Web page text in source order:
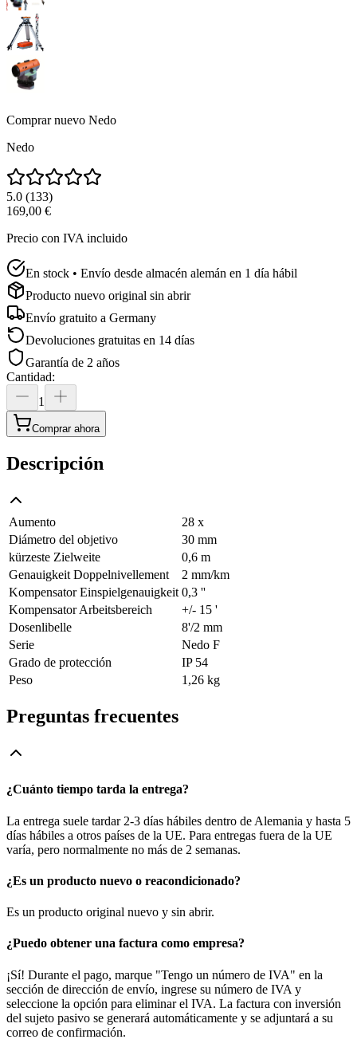
Comprar nuevo Nedo
Nedo
5.0 (133)
169,00 €
Precio con IVA incluido
En stock • Envío desde almacén alemán en 1 día hábil
Producto nuevo original sin abrir
Envío gratuito a Germany
Devoluciones gratuitas en 14 días
Garantía de 2 años
Cantidad:
1
Comprar ahora
Descripción
Aumento
28 x
Diámetro del objetivo
30 mm
kürzeste Zielweite
0,6 m
Genauigkeit Doppelnivellement
2 mm/km
Kompensator Einspielgenauigkeit 0,3 ''
Kompensator Arbeitsbereich
+/- 15 '
Dosenlibelle
8'/2 mm
Serie
Nedo F
Grado de protección
IP 54
Peso
1,26 kg
Preguntas frecuentes
¿Cuánto tiempo tarda la entrega?
La entrega suele tardar 2-3 días hábiles dentro de Alemania y hasta 5
días hábiles a otros países de la UE. Para entregas fuera de la UE
varía, pero normalmente no más de 2 semanas.
¿Es un producto nuevo o reacondicionado?
Es un producto original nuevo y sin abrir.
¿Puedo obtener una factura como empresa?
¡Sí! Durante el pago, marque "Tengo un número de IVA" en la
sección de dirección de envío, ingrese su número de IVA y
seleccione la opción para eliminar el IVA. La factura con inversión
del sujeto pasivo se generará automáticamente y se adjuntará a su
correo de confirmación.